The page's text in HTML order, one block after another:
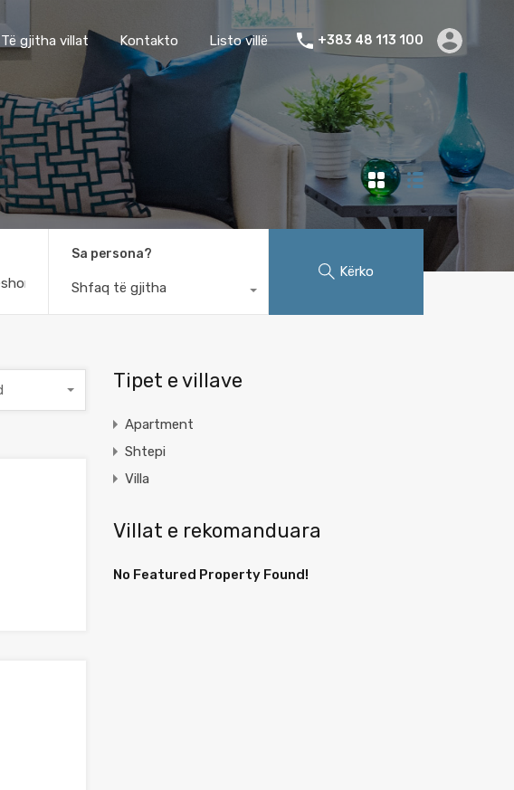
Të gjitha villat Kontakto Listo villë +383 48 113 100
Sa persona?
Shfaq të gjitha
Kërko
Tipet e villave
Apartment
Shtepi
Villa
Villat e rekomanduara
No Featured Property Found!